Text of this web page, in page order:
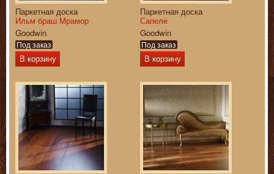
Паркетная доска
Ильм браш Мрамор
Goodwin
Под заказ
В корзину
Паркетная доска
Сапеле
Goodwin
Под заказ
В корзину